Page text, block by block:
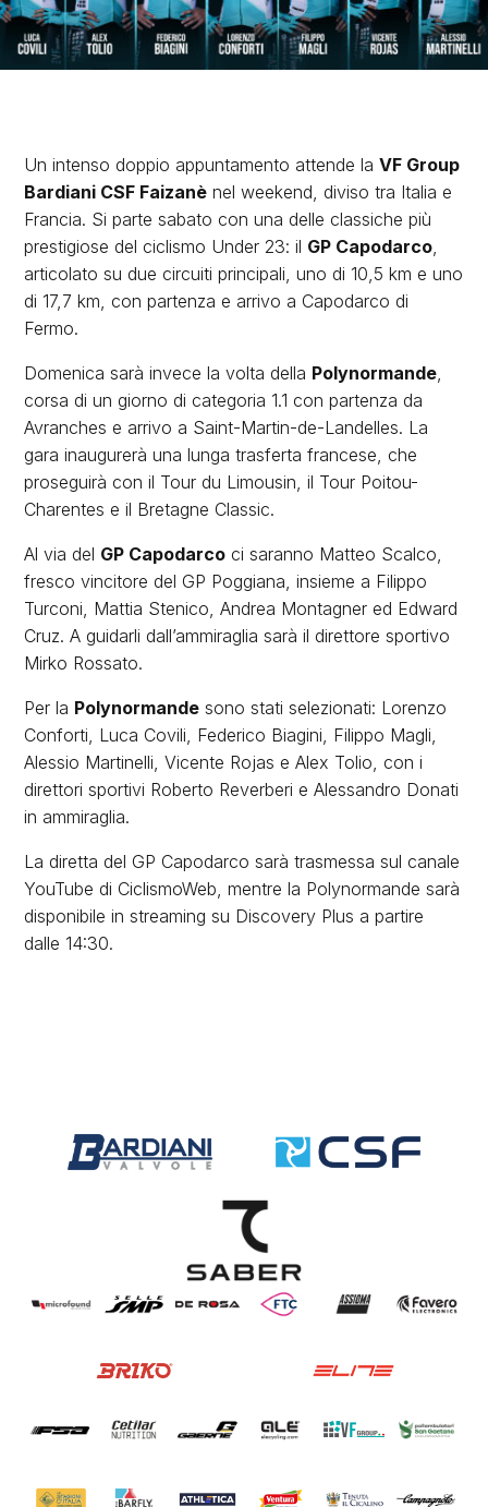
Un intenso doppio appuntamento attende laVF Group
Bardiani CSF Faizanè nel weekend, diviso tra Italia e
Francia. Si parte sabato con una delle classiche più
prestigiose del ciclismo Under 23: il GP Capodarco,
articolato su due circuiti principali, uno di 10,5 km e uno
di 17,7 km, con partenza e arrivo a Capodarco di
Fermo.
Domenica sarà invece la volta della Polynormande,
corsa di un giorno di categoria 1.1 con partenza da
Avranches e arrivo a Saint-Martin-de-Landelles. La
gara inaugurerà una lunga trasferta francese, che
proseguirà con il Tour du Limousin, il Tour Poitou-
Charentes e il Bretagne Classic.
Al via del GP Capodarco ci saranno Matteo Scalco,
fresco vincitore del GP Poggiana, insieme a Filippo
Turconi, Mattia Stenico, Andrea Montagner ed Edward
Cruz. A guidarli dall’ammiraglia sarà il direttore sportivo
Mirko Rossato.
Per la Polynormande sono stati selezionati: Lorenzo
Conforti, Luca Covili, Federico Biagini, Filippo Magli,
Alessio Martinelli, Vicente Rojas e Alex Tolio, con i
direttori sportivi Roberto Reverberi e Alessandro Donati
in ammiraglia.
La diretta del GP Capodarco sarà trasmessa sul canale
YouTube di CiclismoWeb, mentre la Polynormande sarà
disponibile in streaming su Discovery Plus a partire
dalle 14:30.